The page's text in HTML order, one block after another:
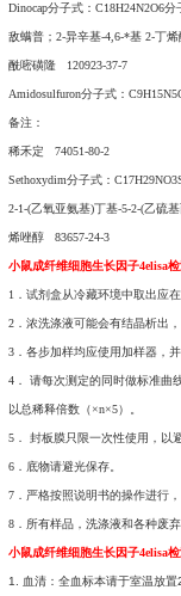
Dinocap分子式：C18H24N2O6分
敌螨普；2-异辛基-4,6-*基 2-丁
酰嘧磺隆 120923-37-7
Amidosulfuron分子式：
备注：
稀禾定 74051-80-2
Sethoxydim分子式：
2-1-(乙氧亚氨基)丁基-5-2-(乙硫
烯唑醇 83657-24-3
小鼠成纤维细胞生长因子4elisa
1．试剂盒从冷藏环境中取出应
2．浓洗涤液可能会有结晶析出
3．各步加样均应使用加样器，
4． 请每次测定的同时做标准曲
以总稀释倍数（×n×5）。
5． 封板膜只限一次性使用，以
6．底物请避光保存。
7．严格按照说明书的操作进行
8．所有样品，洗涤液和各种废
小鼠成纤维细胞生长因子4elisa
1. 血清：全血标本请于室温放